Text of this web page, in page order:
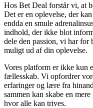
Hos Bet Deal forstår vi, at
Det er en oplevelse, der
endda en smule
indhold, der ikke blot
dele den passion, vi har for
muligt ud af din oplevelse.
Vores platform er ikke kun
fællesskab. Vi opfordrer
erfaringer og lære fra
sammen kan skabe en
hvor alle kan trives.